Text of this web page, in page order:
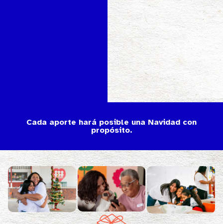
Cada aporte hará posible una Navidad con
propósito.